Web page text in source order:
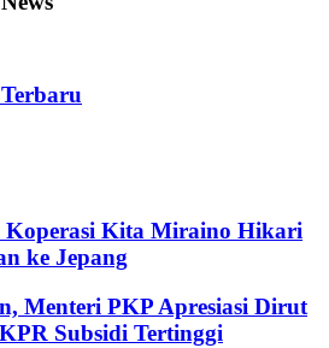
Koperasi Kita Miraino Hikari
ke Jepang
Menteri PKP Apresiasi Dirut
Subsidi Tertinggi